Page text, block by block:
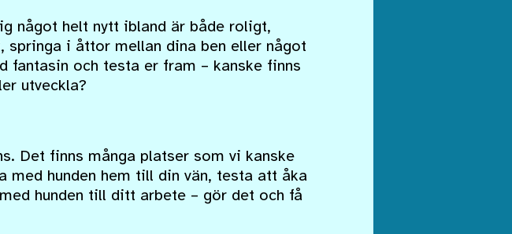
något helt nytt ibland är både roligt,
springa i åttor mellan dina ben eller något
fantasin och testa er fram – kanske finns
utveckla?
Det finns många platser som vi kanske
hunden hem till din vän, testa att åka
hunden till ditt arbete – gör det och få